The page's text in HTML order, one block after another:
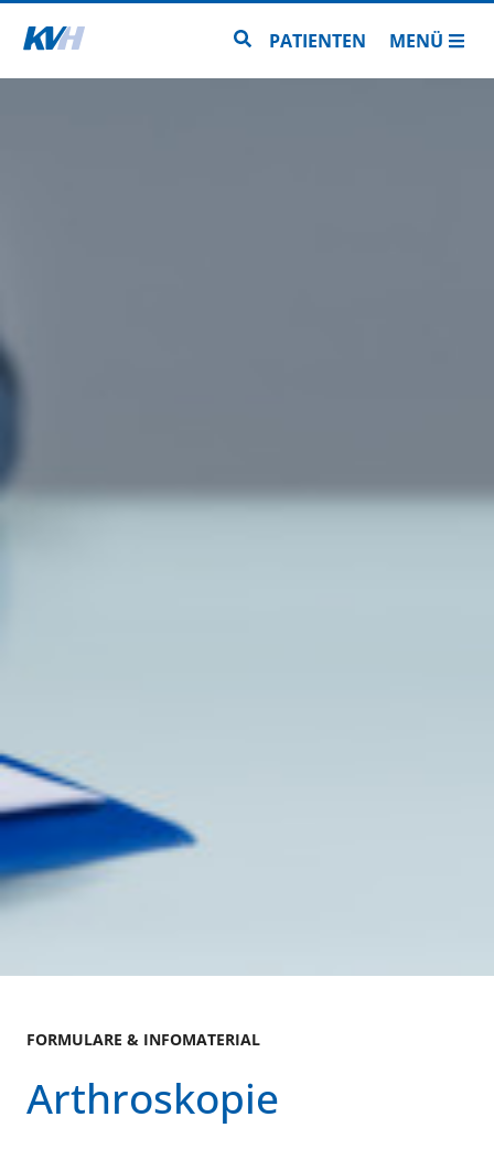
Zur Startseite Zur Seitensuche
PATIENTEN MENÜ
FORMULARE & INFOMATERIAL
Arthroskopie